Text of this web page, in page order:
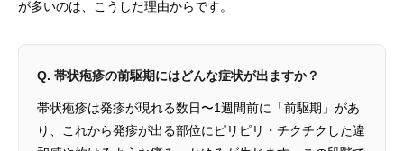
が多いのは、こうした理由からです。
Q. 帯状疱疹の前駆期にはどんな症状が出ますか？
帯状疱疹は発疹が現れる数日〜1週間前に「前駆期」があ
り、これから発疹が出る部位にピリピリ・チクチクした違